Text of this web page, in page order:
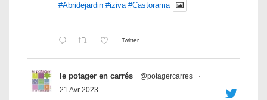
#Abridejardin #iziva #Castorama
Twitter
le potager en carrés @potagercarres
·
21 Avr 2023